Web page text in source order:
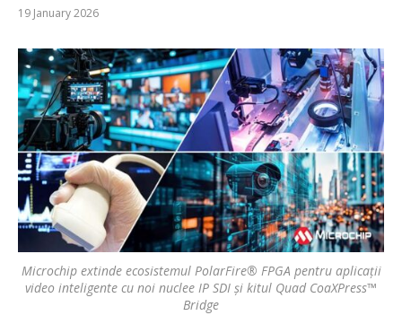
19 January 2026
Microchip extinde ecosistemul PolarFire® FPGA pentru aplicații
video inteligente cu noi nuclee IP SDI și kitul Quad CoaXPress™
Bridge